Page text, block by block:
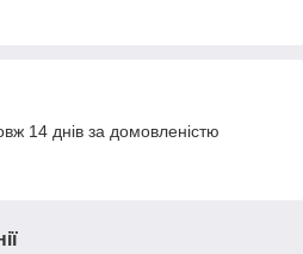
14 днів за домовленістю